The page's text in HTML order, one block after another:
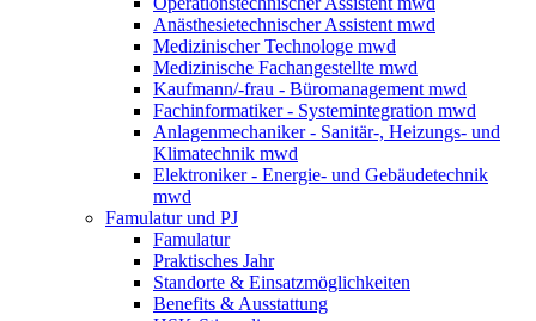
Anästhesietechnischer Assistent mwd
Medizinischer Technologe mwd
Medizinische Fachangestellte mwd
Kaufmann/-frau - Büromanagement mwd
Fachinformatiker - Systemintegration mwd
Anlagenmechaniker - Sanitär-, Heizungs- und
Klimatechnik mwd
Elektroniker - Energie- und Gebäudetechnik
mwd
Famulatur und PJ
Famulatur
Praktisches Jahr
Standorte & Einsatzmöglichkeiten
Benefits & Ausstattung